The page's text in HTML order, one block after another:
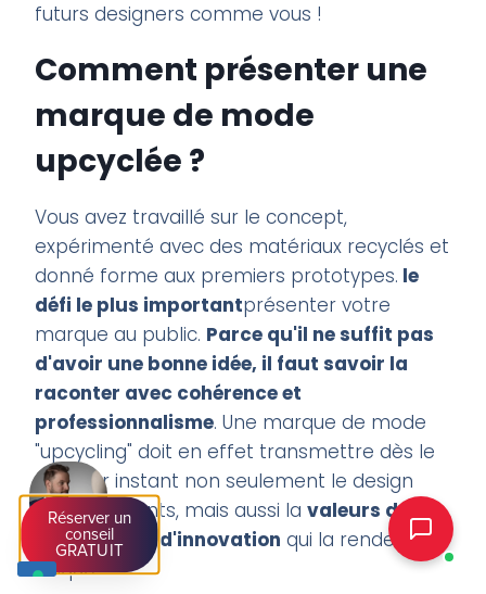
futurs designers comme vous !
Comment présenter une
marque de mode
upcyclée ?
Vous avez travaillé sur le concept,
expérimenté avec des matériaux recyclés et
donné forme aux premiers prototypes. le
défi le plus importantprésenter votre
marque au public. Parce qu'il ne suffit pas
d'avoir une bonne idée, il faut savoir la
raconter avec cohérence et
professionnalisme. Une marque de mode
"upcycling" doit en effet transmettre dès le
premier instant non seulement le design
des vêtements, mais aussi lavaleurs de
durabilité et d'innovation qui la rendent
unique.
Réserver un
conseil
GRATUIT